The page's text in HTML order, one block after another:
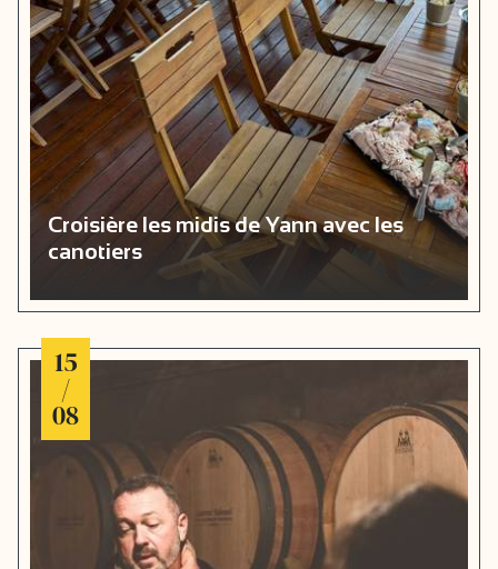
Croisière les midis de Yann avec les
canotiers
15
/
08